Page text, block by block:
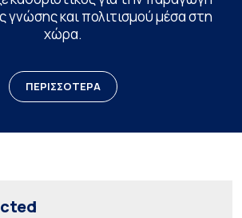
γνώσης και πολιτισμού μέσα στη
χώρα.
ΠΕΡΙΣΣΟΤΕΡΑ